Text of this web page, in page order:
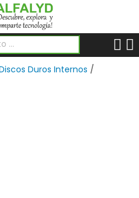
Duros Internos /